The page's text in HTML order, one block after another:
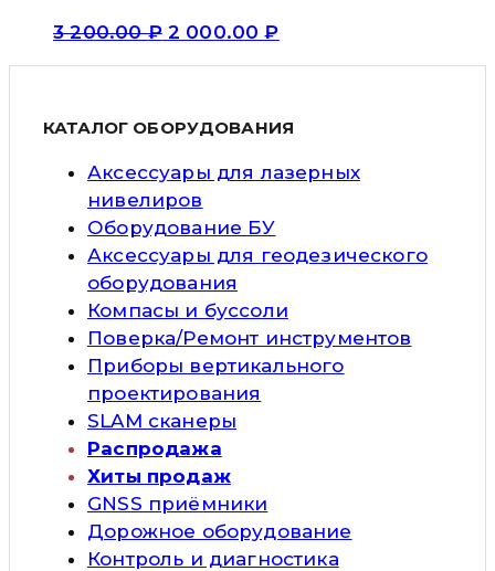
3 200.00₽ 2 000.00₽
КАТАЛОГ ОБОРУДОВАНИЯ
Аксессуары для лазерных
нивелиров
Оборудование БУ
Аксессуары для геодезического
оборудования
Компасы и буссоли
Поверка/Ремонт инструментов
Приборы вертикального
проектирования
SLAM сканеры
Распродажа
Хиты продаж
GNSS приёмники
Дорожное оборудование
Контроль и диагностика